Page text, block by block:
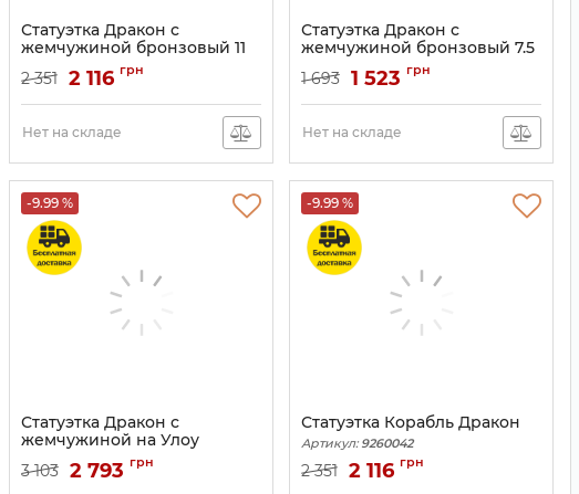
Статуэтка Дракон с
жемчужиной бронзовый 11
Артикул: 9070010
2 351 2 116 грн
Нет на складе
Статуэтка Дракон с
жемчужиной бронзовый 7.5
Артикул: 9070009
1 693 1 523 грн
Нет на складе
-9.99 %
Статуэтка Дракон с
жемчужиной на Улоу
Артикул: 9260058
3 103 2 793 грн
-9.99 %
Статуэтка Корабль Дракон
Артикул: 9260042
2 351 2 116 грн